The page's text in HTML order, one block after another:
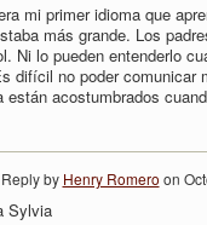
mi primer idioma que
más grande. Los
Ni lo pueden entenderlo
difícil no poder comunicar
están acostumbrados
Reply by Henry Romero on
Sylvia